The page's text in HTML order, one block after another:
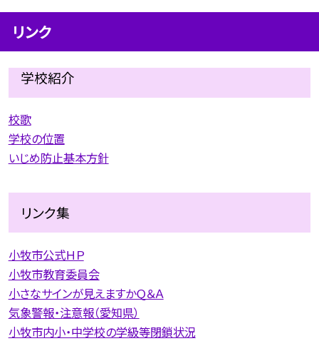
リンク
学校紹介
校歌
学校の位置
いじめ防止基本方針
リンク集
小牧市公式ＨＰ
小牧市教育委員会
小さなサインが見えますかＱ＆Ａ
気象警報・注意報（愛知県）
小牧市内小・中学校の学級等閉鎖状況